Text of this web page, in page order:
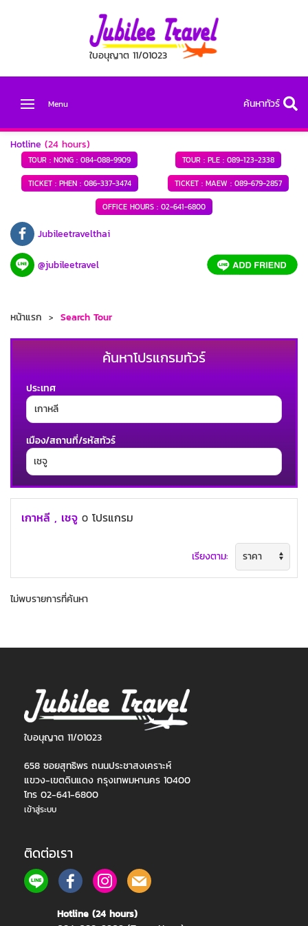
ใบอนุญาต 11/01023
Menu ค้นหาทัวร์
Hotline (24 hours)
TOUR : NONG : 084-088-9909 TOUR : PLE : 089-123-2338
TICKET : PHEN :086-337-3474 TICKET : MAEW : 089-679-2857
OFFICE HOURS : 02-641-6800
Jubileetravelthai
@jubileetravel
หน้าแรก Search Tour
ค้นหาโปรแกรมทัวร์
ประเทศ
เมือง/สถานที่/รหัสทัวร์
เกาหลี , เชจู 0 โปรแกรม
เรียงตาม:
ไม่พบรายการที่ค้นหา
ใบอนุญาต 11/01023
658 ซอยสุทธิพร ถนนประชาสงเคราะห์
แขวง-เขตดินแดง กรุงเทพมหานคร 10400
โทร 02-641-6800
เข้าสู่ระบบ
ติดต่อเรา
Hotline (24 hours)